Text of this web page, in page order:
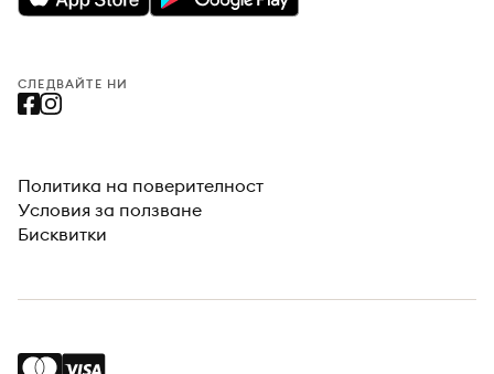
СЛЕДВАЙТЕ НИ
Политика на поверителност
Условия за ползване
Бисквитки